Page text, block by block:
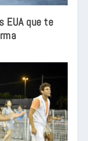
EUA que te